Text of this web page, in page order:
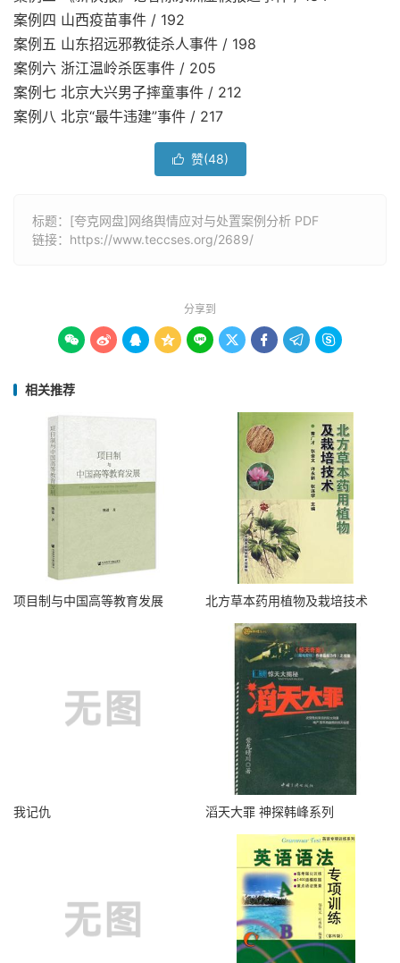
案例四 山西疫苗事件 / 192
案例五 山东招远邪教徒杀人事件 / 198
案例六 浙江温岭杀医事件 / 205
案例七 北京大兴男子摔童事件 / 212
案例八 北京“最牛违建”事件 / 217
 赞(48)
标题：[夸克网盘]网络舆情应对与处置案例分析 PDF
链接： https://www.teccses.org/2689/
分享到
        
相关推荐
项目制与中国高等教育发展 北方草本药用植物及栽培技术
我记仇 滔天大罪 神探韩峰系列